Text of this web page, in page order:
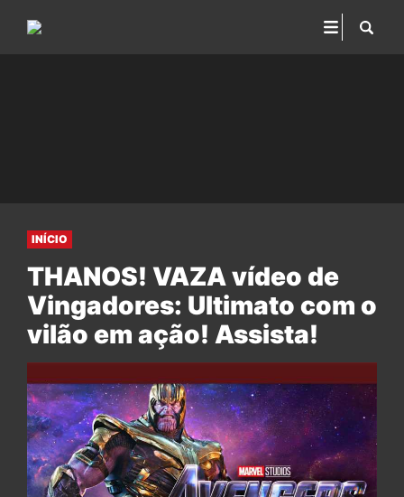
INÍCIO
THANOS! VAZA vídeo de
Vingadores: Ultimato com o
vilão em ação! Assista!